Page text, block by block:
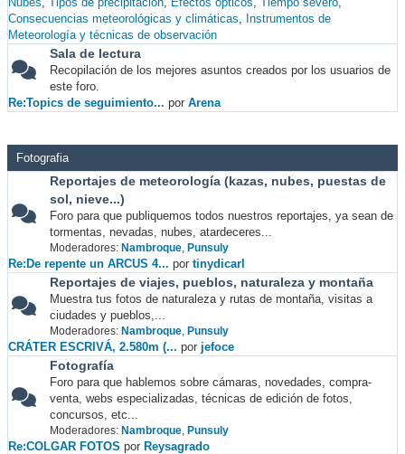
Consecuencias meteorológicas y climáticas
Instrumentos de
Meteorología y técnicas de observación
Sala de lectura
Recopilación de los mejores asuntos creados por los usuarios de
este foro.
Re:Topics de seguimiento... por Arena
Fotografia
Reportajes de meteorología (kazas, nubes, puestas de
sol, nieve...)
Foro para que publiquemos todos nuestros reportajes, ya sean de
tormentas, nevadas, nubes, atardeceres...
Moderadores: Nambroque, Punsuly
Re:De repente un ARCUS 4... por tinydicarl
Reportajes de viajes, pueblos, naturaleza y montaña
Muestra tus fotos de naturaleza y rutas de montaña, visitas a
ciudades y pueblos,...
Moderadores: Nambroque, Punsuly
CRÁTER ESCRIVÁ, 2.580m (... por jefoce
Fotografía
Foro para que hablemos sobre cámaras, novedades, compra-
venta, webs especializadas, técnicas de edición de fotos,
concursos, etc...
Moderadores: Nambroque, Punsuly
Re:COLGAR FOTOS por Reysagrado